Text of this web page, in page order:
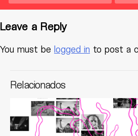
Leave a Reply
You must be logged in to post a
Relacionados